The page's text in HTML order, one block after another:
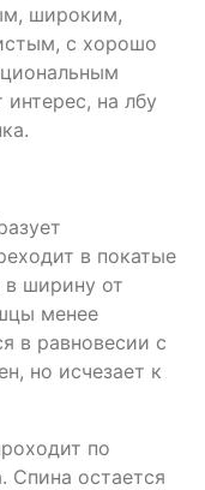
широким,
с хорошо
интерес, на лбу
в покатые
в ширину от
менее
в равновесии с
но исчезает к
по
Спина остается